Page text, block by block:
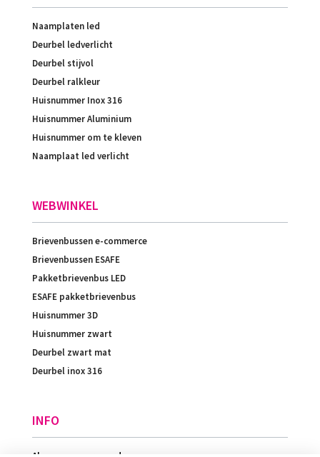
Naamplaten led
Deurbel ledverlicht
Deurbel stijvol
Deurbel ralkleur
Huisnummer Inox 316
Huisnummer Aluminium
Huisnummer om te kleven
Naamplaat led verlicht
WEBWINKEL
Brievenbussen e-commerce
Brievenbussen ESAFE
Pakketbrievenbus LED
ESAFE pakketbrievenbus
Huisnummer 3D
Huisnummer zwart
Deurbel zwart mat
Deurbel inox 316
INFO